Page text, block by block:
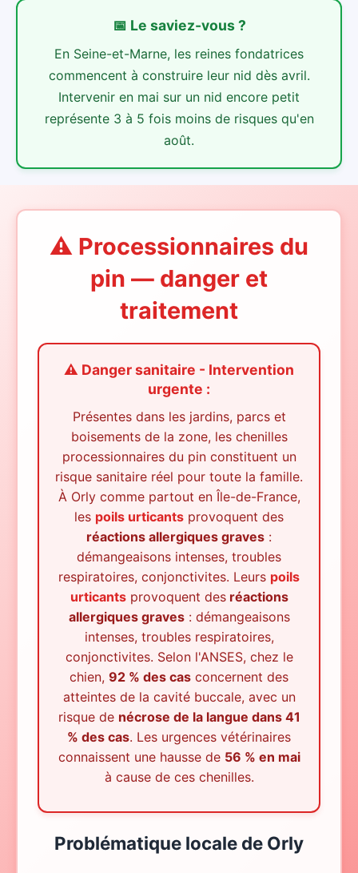
📅 Le saviez-vous ?
En Seine-et-Marne, les reines fondatrices
commencent à construire leur nid dès avril.
Intervenir en mai sur un nid encore petit
représente 3 à 5 fois moins de risques qu'en
août.
⚠️ Processionnaires du
pin — danger et
traitement
⚠️ Danger sanitaire - Intervention
urgente :
Présentes dans les jardins, parcs et
boisements de la zone, les chenilles
processionnaires du pin constituent un
risque sanitaire réel pour toute la famille.
À Orly comme partout en Île-de-France,
les poils urticants provoquent des
réactions allergiques graves :
démangeaisons intenses, troubles
respiratoires, conjonctivites. Leurs poils
urticants provoquent desréactions
allergiques graves : démangeaisons
intenses, troubles respiratoires,
conjonctivites. Selon l'ANSES, chez le
chien, 92 % des cas concernent des
atteintes de la cavité buccale, avec un
risque de nécrose de la langue dans 41
% des cas. Les urgences vétérinaires
connaissent une hausse de 56 % en mai
à cause de ces chenilles.
Problématique locale de Orly